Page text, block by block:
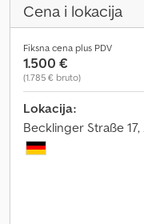
Cena i lokacija
Fiksna cena plus PDV
1.500 €
(1.785 € bruto)
Lokacija:
Becklinger Straße